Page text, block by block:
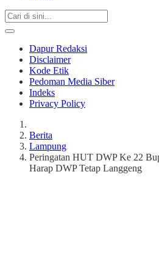
Dapur Redaksi
Disclaimer
Kode Etik
Pedoman Media Siber
Indeks
Privacy Policy
Berita
Lampung
Peringatan HUT DWP Ke 22
Harap DWP Tetap Langgeng